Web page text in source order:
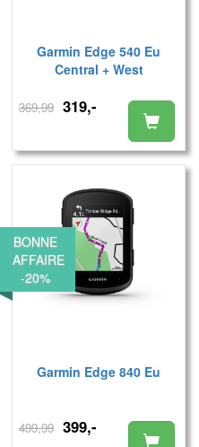
Garmin Edge 540 Eu
Central + West
369,99 319,-
Garmin Edge 840 Eu
499,99 399,-
BONNE
AFFAIRE
-20%